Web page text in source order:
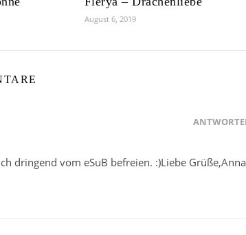
August 6, 2019
dringend vom eSuB befreien. :)Liebe Grüße,Anna